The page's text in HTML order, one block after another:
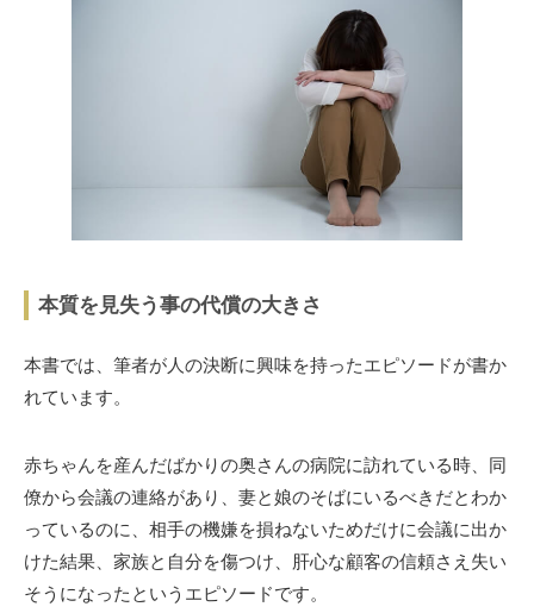
本質を見失う事の代償の大きさ
本書では、筆者が人の決断に興味を持ったエピソードが書か
れています。
赤ちゃんを産んだばかりの奥さんの病院に訪れている時、同
僚から会議の連絡があり、妻と娘のそばにいるべきだとわか
っているのに、相手の機嫌を損ねないためだけに会議に出か
けた結果、家族と自分を傷つけ、肝心な顧客の信頼さえ失い
そうになったというエピソードです。